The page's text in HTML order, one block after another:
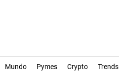
Mundo Pymes Crypto Trends